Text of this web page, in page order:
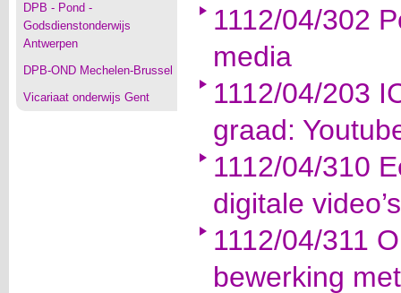
DPB - Pond -
Godsdienstonderwijs
Antwerpen
DPB-OND Mechelen-Brussel
Vicariaat onderwijs Gent
1112/04/302
media
1112/04/203
graad:
1112/04/310
digitale
1112/04/311
bewerking